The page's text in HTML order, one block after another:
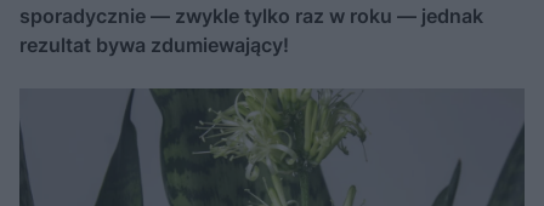
sporadycznie — zwykle tylko raz w roku — jednak
rezultat bywa zdumiewający!